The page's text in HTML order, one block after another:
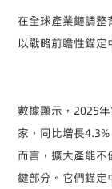
在全球產業鏈調整
以戰略前瞻性錨定
數據顯示，2025
家，同比增長
而言，擴大產能
鍵部分。它們錨定